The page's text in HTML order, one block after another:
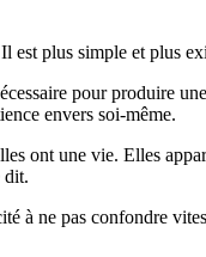
plus simple et plus
pour produire
envers soi-même.
ont une vie. Elles
dit.
à ne pas confondre